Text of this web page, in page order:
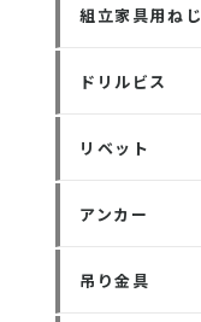
組立家具用ねじ
ドリルビス
リベット
アンカー
吊り金具